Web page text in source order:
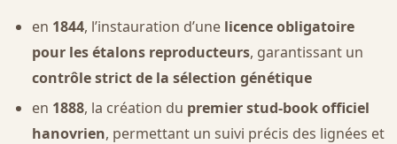
en 1844, l’instauration d’une licence obligatoire
pour les étalons reproducteurs, garantissant un
contrôle strict de la sélection génétique
en 1888, la création du premier stud-book officiel
hanovrien, permettant un suivi précis des lignées et